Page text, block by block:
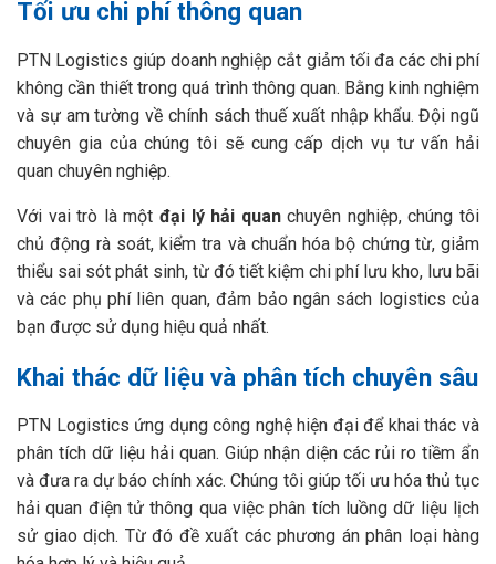
Tối ưu chi phí thông quan
PTN Logistics giúp doanh nghiệp cắt giảm tối đa các chi phí
không cần thiết trong quá trình thông quan. Bằng kinh nghiệm
và sự am tường về chính sách thuế xuất nhập khẩu. Đội ngũ
chuyên gia của chúng tôi sẽ cung cấp dịch vụ tư vấn hải
quan chuyên nghiệp.
Với vai trò là một đại lý hải quanchuyên nghiệp, chúng tôi
chủ động rà soát, kiểm tra và chuẩn hóa bộ chứng từ, giảm
thiểu sai sót phát sinh, từ đó tiết kiệm chi phí lưu kho, lưu bãi
và các phụ phí liên quan, đảm bảo ngân sách logistics của
bạn được sử dụng hiệu quả nhất.
Khai thác dữ liệu và phân tích chuyên sâu
PTN Logistics ứng dụng công nghệ hiện đại để khai thác và
phân tích dữ liệu hải quan. Giúp nhận diện các rủi ro tiềm ẩn
và đưa ra dự báo chính xác. Chúng tôi giúp tối ưu hóa thủ tục
hải quan điện tử thông qua việc phân tích luồng dữ liệu lịch
sử giao dịch. Từ đó đề xuất các phương án phân loại hàng